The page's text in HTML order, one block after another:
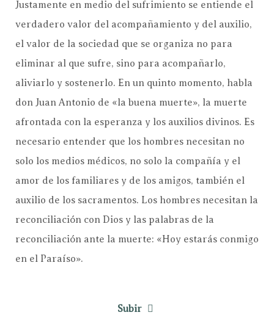
Justamente en medio del sufrimiento se entiende el
verdadero valor del acompañamiento y del auxilio,
el valor de la sociedad que se organiza no para
eliminar al que sufre, sino para acompañarlo,
aliviarlo y sostenerlo. En un quinto momento, habla
don Juan Antonio de «la buena muerte», la muerte
afrontada con la esperanza y los auxilios divinos. Es
necesario entender que los hombres necesitan no
solo los medios médicos, no solo la compañía y el
amor de los familiares y de los amigos, también el
auxilio de los sacramentos. Los hombres necesitan la
reconciliación con Dios y las palabras de la
reconciliación ante la muerte: «Hoy estarás conmigo
en el Paraíso».
Subir